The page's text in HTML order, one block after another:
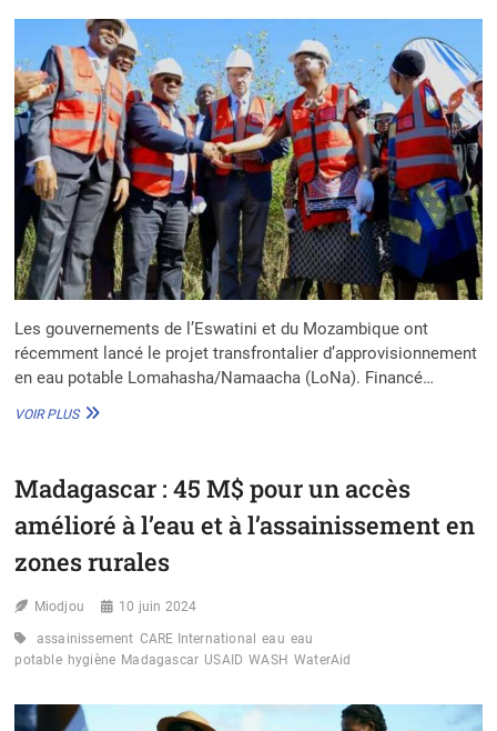
Les gouvernements de l’Eswatini et du Mozambique ont
récemment lancé le projet transfrontalier d’approvisionnement
en eau potable Lomahasha/Namaacha (LoNa). Financé…
VOIR PLUSLANCEMENT
:
000
PERSONNES
DESSERVIES
EAU
POTABLE
Madagascar : 45 M$ pour un accès
amélioré à l’eau et à l’assainissement en
zones rurales
Miodjou 10 juin 2024
assainissement CARE International eau eau
potable hygiène Madagascar USAID WASH WaterAid